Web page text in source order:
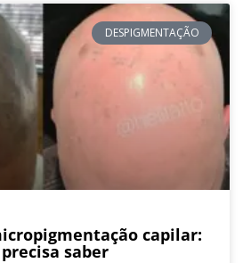
DESPIGMENTAÇÃO
capilar:
saber